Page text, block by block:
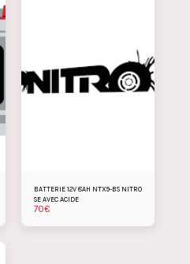
BATTERIE 12V 8AH NTX9-BS NITRO
SE AVEC ACIDE
70€